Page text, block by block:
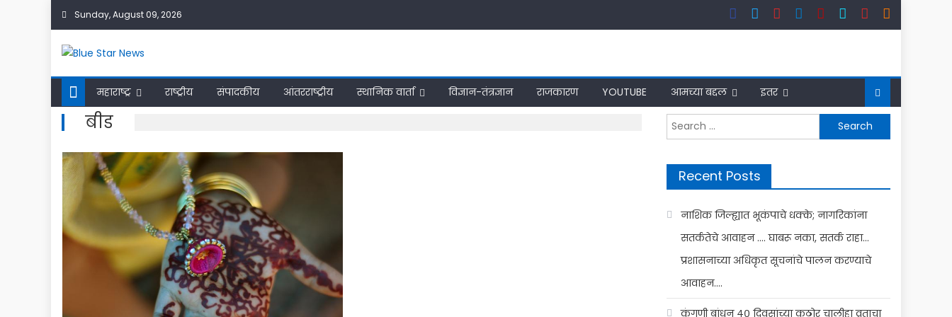
Skip
content
Sunday, August 09, 2026
महाराष्ट्र राष्ट्रीय संपादकीय आंतरराष्ट्रीय स्थानिक वार्ता विज्ञान-तंत्रज्ञान राजकारण YOUTUBE आमच्या बद्दल इतर
बीड
Search
for:
Recent Posts
नाशिक जिल्ह्यात भूकंपाचे धक्के; नागरिकांना
सतर्कतेचे आवाहन …. घाबरू नका, सतर्क राहा…
प्रशासनाच्या अधिकृत सूचनांचे पालन करण्याचे
आवाहन….
कंगणी बांधून ४० दिवसांच्या कठोर चालीहा व्रताचा